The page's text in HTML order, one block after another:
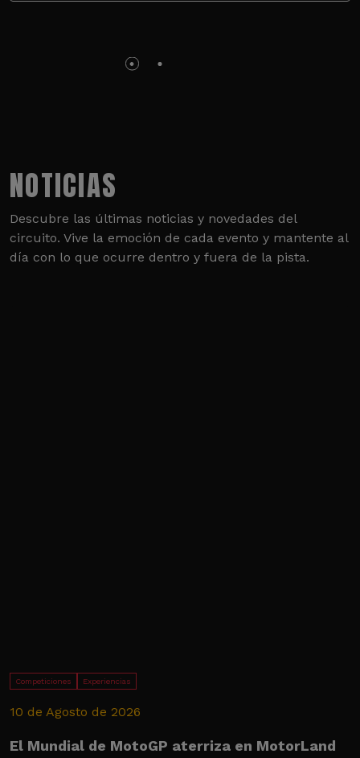
NOTICIAS
Descubre las últimas noticias y novedades del
circuito. Vive la emoción de cada evento y mantente al
día con lo que ocurre dentro y fuera de la pista.
Competiciones Experiencias
10 de Agosto de 2026
El Mundial de MotoGP aterriza en MotorLand